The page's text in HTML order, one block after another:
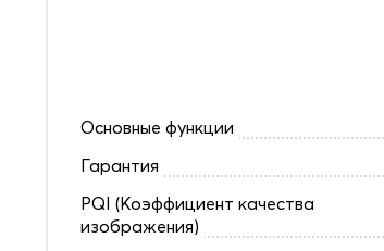
Основные функции
Гарантия
PQI (Коэффициент качества
изображения)